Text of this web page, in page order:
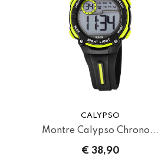
CALYPSO
Montre Calypso Chrono...
€ 38,90